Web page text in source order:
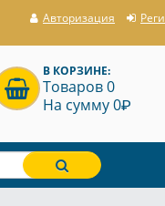
Авторизация
В КОРЗИНЕ:
Товаров 0
На сумму 0P